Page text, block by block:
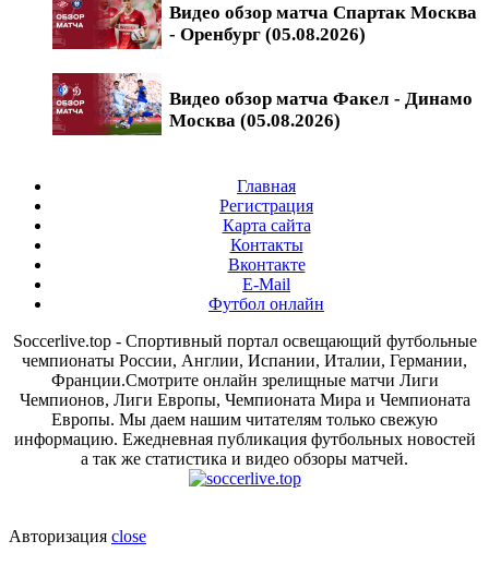
Видео обзор матча Спартак Москва
- Оренбург (05.08.2026)
Видео обзор матча Факел - Динамо
Москва (05.08.2026)
Главная
Регистрация
Карта сайта
Контакты
Вконтакте
E-Mail
Футбол онлайн
Soccerlive.top - Спортивный портал освещающий футбольные
чемпионаты России, Англии, Испании, Италии, Германии,
Франции.Смотрите онлайн зрелищные матчи Лиги
Чемпионов, Лиги Европы, Чемпионата Мира и Чемпионата
Европы. Мы даем нашим читателям только свежую
информацию. Ежедневная публикация футбольных новостей
а так же статистика и видео обзоры матчей.
Авторизация close